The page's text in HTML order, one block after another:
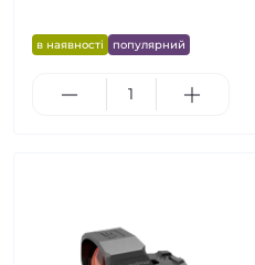
в наявності популярний